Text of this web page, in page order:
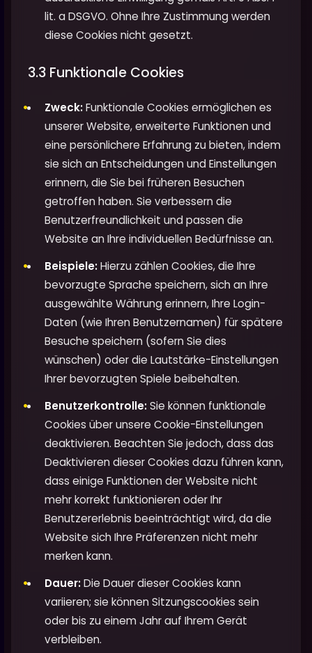
lit. a DSGVO. Ohne Ihre Zustimmung werden
diese Cookies nicht gesetzt.
3.3 Funktionale Cookies
Zweck:Funktionale Cookies ermöglichen es
unserer Website, erweiterte Funktionen und
eine persönlichere Erfahrung zu bieten, indem
sie sich an Entscheidungen und Einstellungen
erinnern, die Sie bei früheren Besuchen
getroffen haben. Sie verbessern die
Benutzerfreundlichkeit und passen die
Website an Ihre individuellen Bedürfnisse an.
Beispiele:Hierzu zählen Cookies, die Ihre
bevorzugte Sprache speichern, sich an Ihre
ausgewählte Währung erinnern, Ihre Login-
Daten (wie Ihren Benutzernamen) für spätere
Besuche speichern (sofern Sie dies
wünschen) oder die Lautstärke-Einstellungen
Ihrer bevorzugten Spiele beibehalten.
Benutzerkontrolle:Sie können funktionale
Cookies über unsere Cookie-Einstellungen
deaktivieren. Beachten Sie jedoch, dass das
Deaktivieren dieser Cookies dazu führen kann,
dass einige Funktionen der Website nicht
mehr korrekt funktionieren oder Ihr
Benutzererlebnis beeinträchtigt wird, da die
Website sich Ihre Präferenzen nicht mehr
merken kann.
Dauer:Die Dauer dieser Cookies kann
variieren; sie können Sitzungscookies sein
oder bis zu einem Jahr auf Ihrem Gerät
verbleiben.